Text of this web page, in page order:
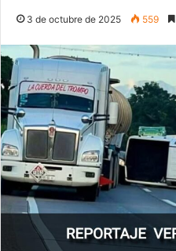
3 de octubre de 2025 559